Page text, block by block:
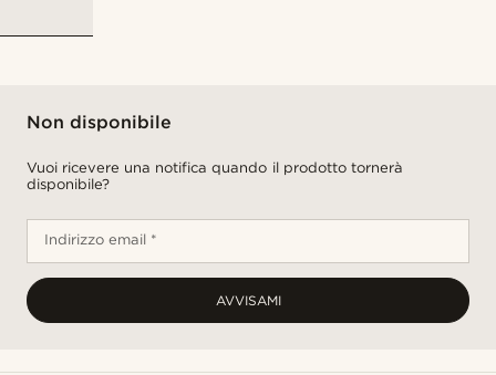
Non disponibile
Vuoi ricevere una notifica quando il prodotto tornerà
disponibile?
Indirizzo email *
AVVISAMI